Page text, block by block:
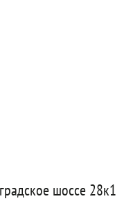
шоссе 28к1